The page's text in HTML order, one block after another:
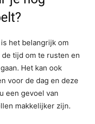
het belangrijk om
tijd om te rusten en
Het kan ook
voor de dag en deze
een gevoel van
makkelijker zijn.